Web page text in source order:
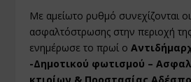
Με αμείωτο ρυθμό συνεχίζονται
ασφαλτόστρωσης στην περιοχή της
ενημέρωσε το πρωί ο
-Δημοτικού φωτισμού –